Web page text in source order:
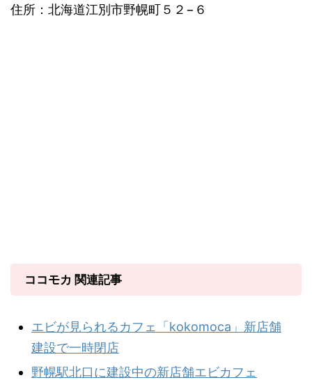
住所：北海道江別市野幌町５２−６
ココモカ 関連記事
エビが見られるカフェ「kokomoca」新店舗
建設で一時閉店
野幌駅北口に建設中の新店舗エビカフェ